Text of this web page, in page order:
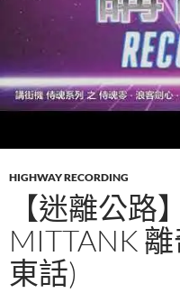
HIGHWAY RECORDING
【迷離公路
MITTANK
東話)